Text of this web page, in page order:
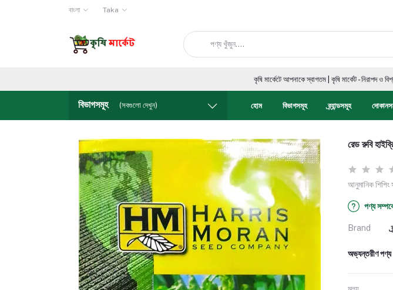
বাংলা Taka
কৃষি মার্কেটে আপনাকে স্বাগতম | কৃষি মার্কেট - নিরাপদ ও বিশ্বস্ত কৃষকের
বিভাগসমূহ (সবগুলো দেখুন) হোম বিভাগসমূহ ব্র্যান্ডসমূহ
রেড রুবি
আনুমানিক শিপিং
পণ্য
Brand
অভ্যন্তরীণ পণ্য